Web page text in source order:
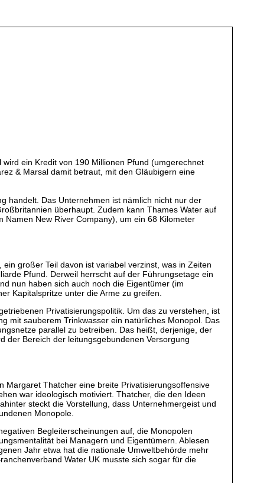
ein Kredit von 190 Millionen Pfund (umgerechnet
& Marsal damit betraut, mit den Gläubigern eine
handelt. Das Unternehmen ist nämlich nicht nur der
überhaupt. Zudem kann Thames Water auf
New River Company), um ein 68 Kilometer
großer Teil davon ist variabel verzinst, was in Zeiten
Pfund. Derweil herrscht auf der Führungsetage ein
nun haben sich auch noch die Eigentümer (im
Kapitalspritze unter die Arme zu greifen.
Privatisierungspolitik. Um das zu verstehen, ist
mit sauberem Trinkwasser ein natürliches Monopol. Das
parallel zu betreiben. Das heißt, derjenige, der
der Bereich der leitungsgebundenen Versorgung
Margaret Thatcher eine breite Privatisierungsoffensive
war ideologisch motiviert. Thatcher, die den Ideen
steckt die Vorstellung, dass Unternehmergeist und
Monopole.
Begleiterscheinungen auf, die Monopolen
bei Managern und Eigentümern. Ablesen
Jahr etwa hat die nationale Umweltbehörde mehr
Water UK musste sich sogar für die